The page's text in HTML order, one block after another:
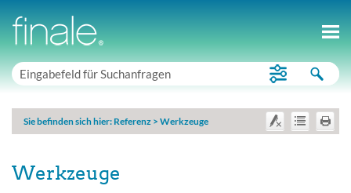
Sie befinden sich hier: Referenz > Werkzeuge
Werkzeuge